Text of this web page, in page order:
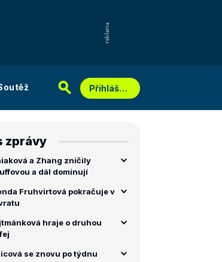
Přihlášení
zprávy
a Zhang zničily
a dál dominují
Fruhvirtová pokračuje v
hraje o druhou
se znovu po týdnu